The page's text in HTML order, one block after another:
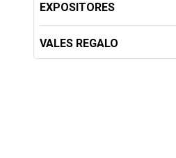
EXPOSITORES
VALES REGALO